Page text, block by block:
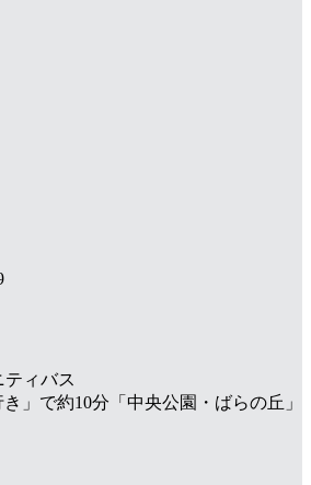
ティバス
」で約10分「中央公園・ばらの丘」